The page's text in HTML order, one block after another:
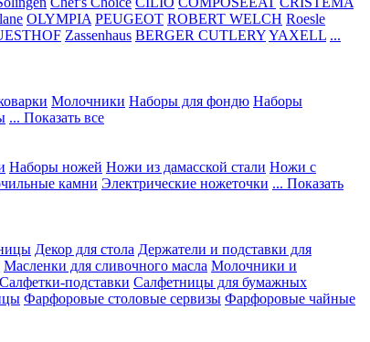
OLYMPIA PEUGEOT ROBERT WELCH Roesle
Zassenhaus BERGER CUTLERYYAXELL ...
Молочники Наборы для фондю Наборы
... Показать все
Наборы ножей Ножи из дамасской стали Ножи с
камни Электрические ножеточки ... Показать
Декор для стола Держатели и подставки для
Масленки для сливочного масла Молочники и
Салфетки-подставки Салфетницы для бумажных
Фарфоровые столовые сервизы Фарфоровые чайные